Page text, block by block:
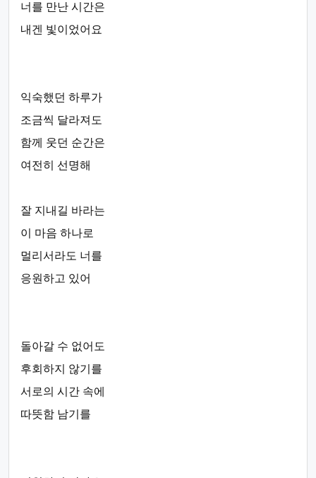
너를 만난 시간은
내겐 빛이었어요
익숙했던 하루가
조금씩 달라져도
함께 웃던 순간은
여전히 선명해
잘 지내길 바라는
이 마음 하나로
멀리서라도 너를
응원하고 있어
돌아갈 수 없어도
후회하지 않기를
서로의 시간 속에
따뜻함 남기를